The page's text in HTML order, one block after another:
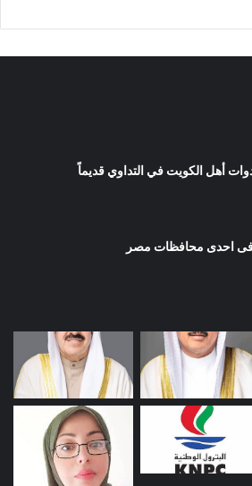
أهل الكويت في التداوي قديماً
فى احدى محافظات مصر